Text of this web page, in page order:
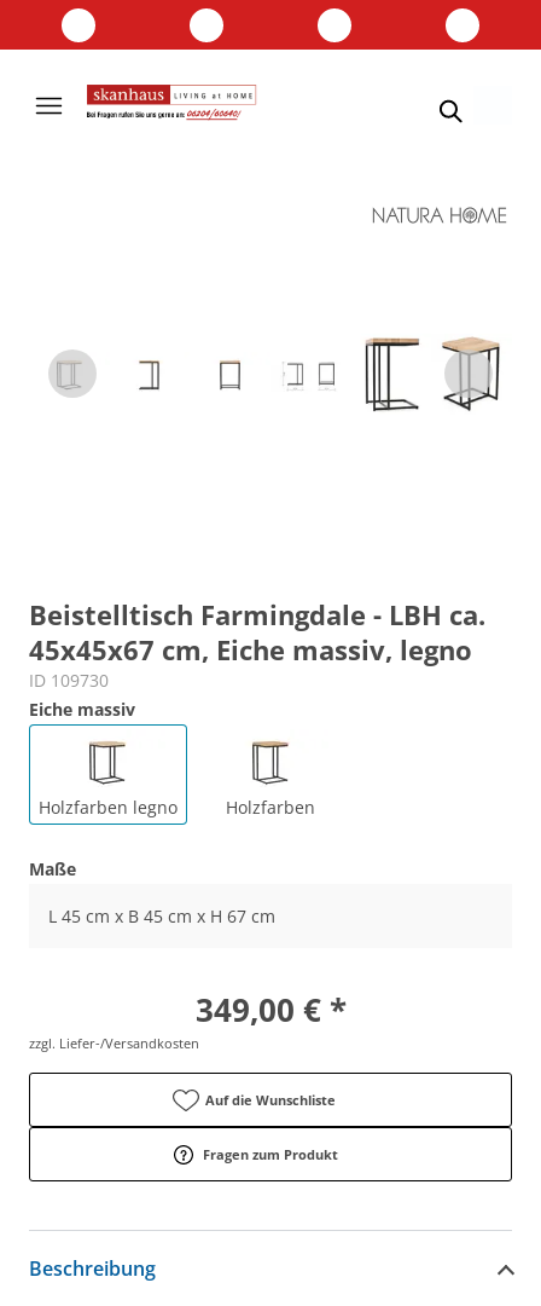
Beistelltisch Farmingdale - LBH ca.
45x45x67 cm, Eiche massiv, legno
ID 109730
Eiche massiv
Holzfarben legno Holzfarben
Maße
L 45 cm x B 45 cm x H 67 cm
349,00 € *
zzgl. Liefer-/Versandkosten
Auf die Wunschliste
Fragen zum Produkt
Beschreibung